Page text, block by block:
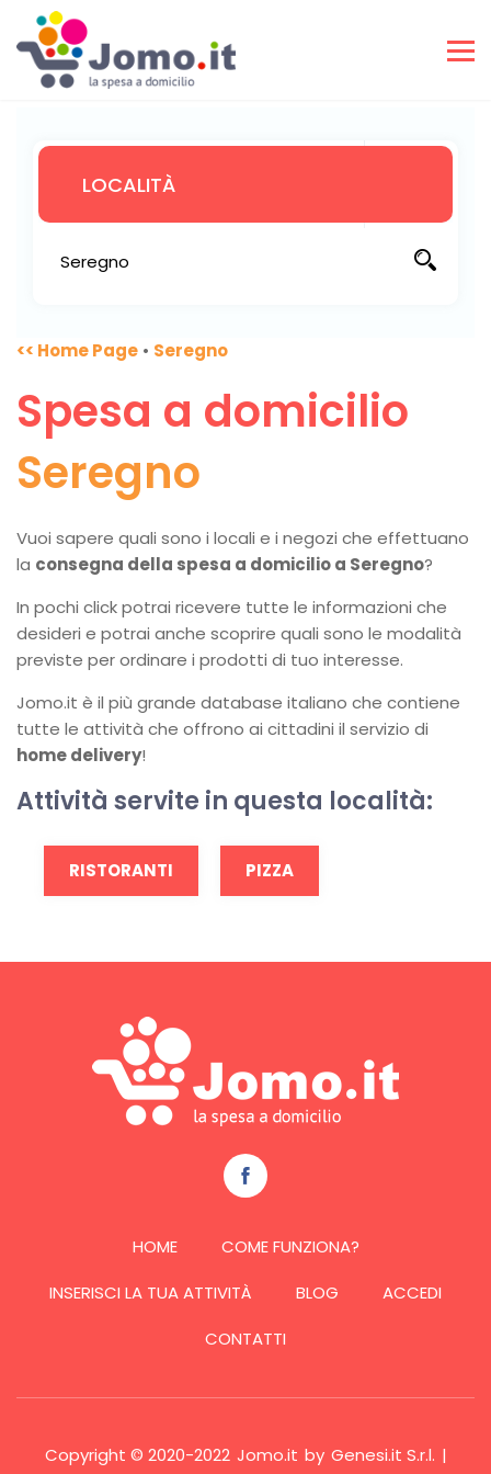
<< Home Page • Seregno
Spesa a domicilio
Seregno
Vuoi sapere quali sono i locali e i negozi che effettuano
la consegna della spesa a domicilio a Seregno?
In pochi click potrai ricevere tutte le informazioni che
desideri e potrai anche scoprire quali sono le modalità
previste per ordinare i prodotti di tuo interesse.
Jomo.it è il più grande database italiano che contiene
tutte le attività che offrono ai cittadini il servizio di
home delivery!
Attività servite in questa località:
RISTORANTI PIZZA
HOME
COME FUNZIONA?
INSERISCI LA TUA ATTIVITÀ
BLOG
ACCEDI
CONTATTI
Copyright © 2020-2022 Jomo.it by Genesi.it S.r.l. |